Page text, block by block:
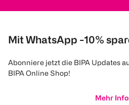
Mit WhatsApp -10%
Abonniere jetzt die BIPA Updates
BIPA Online Shop!
Mehr